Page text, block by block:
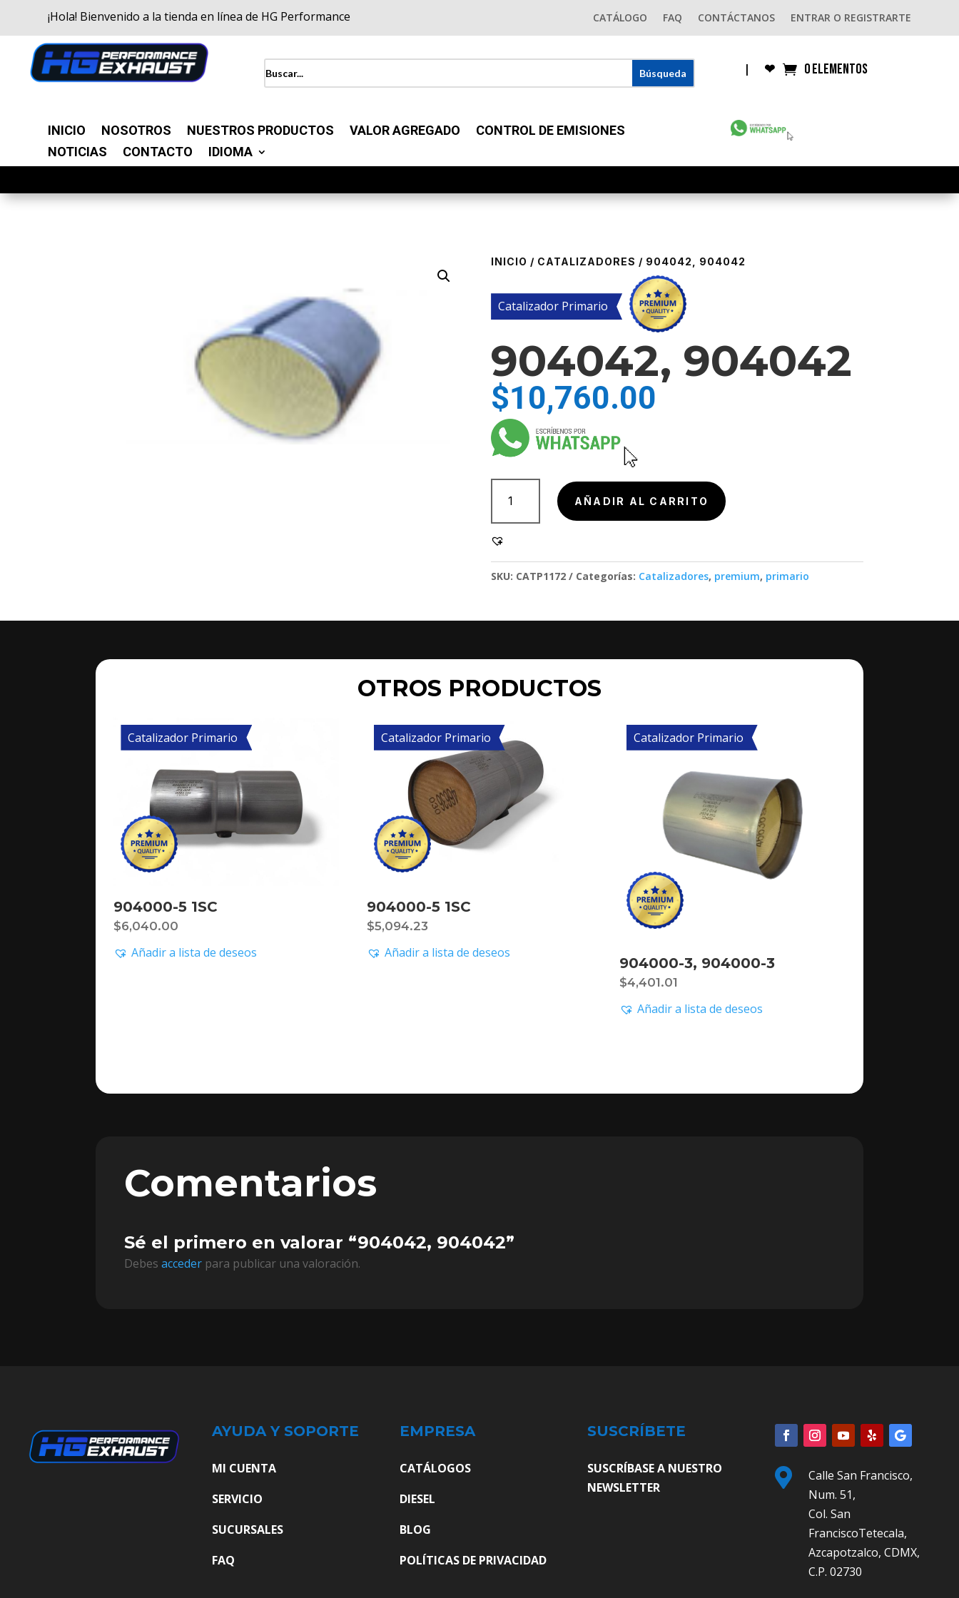
¡Hola! Bienvenido a la tienda en línea de HG Performance CATÁLOGO FAQ CONTÁCTANOS ENTRAR O REGISTRARTE
| ❤︎ 0 elementos
INICIO NOSOTROS NUESTROS PRODUCTOS VALOR AGREGADO
CONTROL DE EMISIONES
NOTICIAS
CONTACTO IDIOMA
INICIO / CATALIZADORES / 904042, 904042
Catalizador Primario
904042, 904042
$10,760.00
904042,
904042
cantidad
AÑADIR AL CARRITO
SKU: CATP1172 Categorías: Catalizadores, premium, primario
OTROS PRODUCTOS
Catalizador Primario
904000-5 1SC
$6,040.00
Añadir a lista de deseos
Catalizador Primario
904000-5 1SC
$5,094.23
Añadir a lista de deseos
Catalizador Primario
904000-3, 904000-3
$4,401.01
Añadir a lista de deseos
Comentarios
Sé el primero en valorar “904042, 904042”
Debesacceder para publicar una valoración.
AYUDA Y SOPORTE
MI CUENTA
SERVICIO
SUCURSALES
FAQ
EMPRESA
CATÁLOGOS
DIESEL
BLOG
POLÍTICAS DE PRIVACIDAD
SUSCRÍBETE
SUSCRÍBASE A NUESTRO
NEWSLETTER

Calle San Francisco,
Num. 51,
Col. San
FranciscoTetecala,
Azcapotzalco, CDMX,
C.P. 02730